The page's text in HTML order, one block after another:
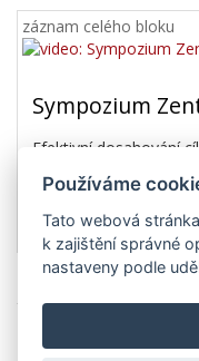
záznam celého bloku
Sympozium
Efektivní dosahování
17:20 - 17:35 |
M. Táborský (Olomouc)
Používáme
Tato webová
k zajištění správné
nastaveny podle